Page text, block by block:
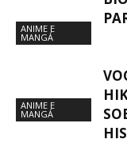
ANIME E
MANGÁ
ANIME E
MANGÁ